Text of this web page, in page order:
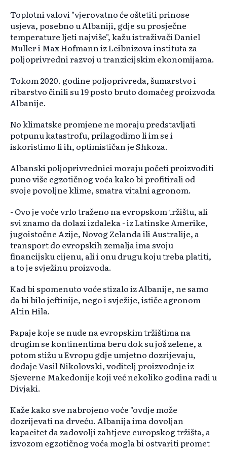
Toplotni valovi "vjerovatno će oštetiti prinose
usjeva, posebno u Albaniji, gdje su prosječne
temperature ljeti najviše", kažu istraživači Daniel
Muller i Max Hofmann iz Leibnizova instituta za
poljoprivredni razvoj u tranzicijskim ekonomijama.
Tokom 2020. godine poljoprivreda, šumarstvo i
ribarstvo činili su 19 posto bruto domaćeg proizvoda
Albanije.
No klimatske promjene ne moraju predstavljati
potpunu katastrofu, prilagodimo li im se i
iskoristimo li ih, optimističan je Shkoza.
Albanski poljoprivrednici moraju početi proizvoditi
puno više egzotičnog voća kako bi profitirali od
svoje povoljne klime, smatra vitalni agronom.
- Ovo je voće vrlo traženo na evropskom tržištu, ali
svi znamo da dolazi izdaleka - iz Latinske Amerike,
jugoistočne Azije, Novog Zelanda ili Australije, a
transport do evropskih zemalja ima svoju
financijsku cijenu, ali i onu drugu koju treba platiti,
a to je svježinu proizvoda.
Kad bi spomenuto voće stizalo iz Albanije, ne samo
da bi bilo jeftinije, nego i svježije, ističe agronom
Altin Hila.
Papaje koje se nude na evropskim tržištima na
drugim se kontinentima beru dok su još zelene, a
potom stižu u Evropu gdje umjetno dozrijevaju,
dodaje Vasil Nikolovski, voditelj proizvodnje iz
Sjeverne Makedonije koji već nekoliko godina radi u
Divjaki.
Kaže kako sve nabrojeno voće "ovdje može
dozrijevati na drveću. Albanija ima dovoljan
kapacitet da zadovolji zahtjeve europskog tržišta, a
izvozom egzotičnog voća mogla bi ostvariti promet